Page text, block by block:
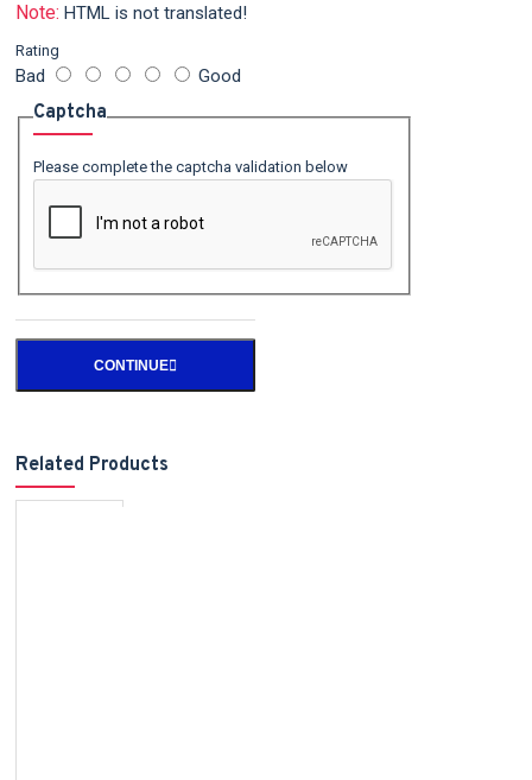
Note: HTML is not translated!
Rating
Bad Good
Captcha
Please complete the captcha validation below
CONTINUE
Related Products